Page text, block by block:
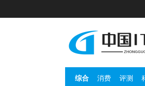
综合 消费 评测